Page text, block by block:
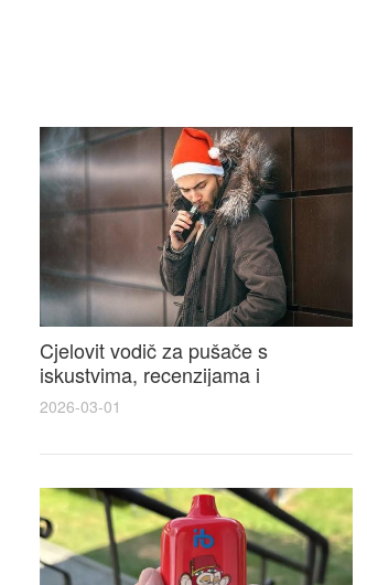
Cjelovit vodič za pušače s
iskustvima, recenzijama i
raspravama o e-cigarette na e
cigareta forum
2026-03-01